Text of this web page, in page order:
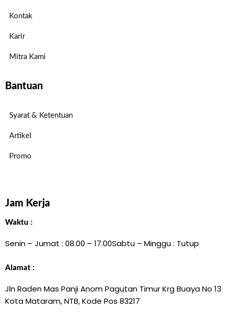
Kontak
Karir
Mitra Kami
Bantuan
Syarat & Ketentuan
Artikel
Promo
Jam Kerja
Waktu :
Senin – Jumat : 08.00 – 17.00Sabtu – Minggu : Tutup
Alamat :
Jln Raden Mas Panji Anom Pagutan Timur Krg Buaya No 13
Kota Mataram, NTB, Kode Pos 83217